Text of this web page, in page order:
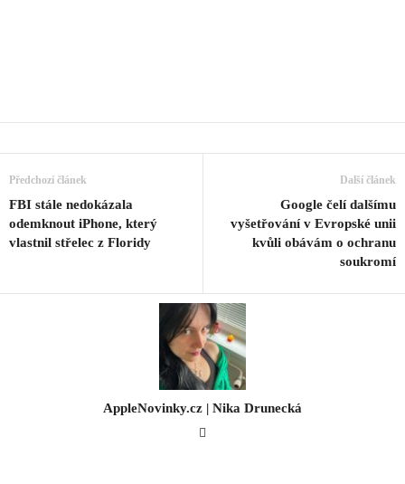
Předchozí článek
FBI stále nedokázala
odemknout iPhone, který
vlastnil střelec z Floridy
Další článek
Google čelí dalšímu
vyšetřování v Evropské unii
kvůli obávám o ochranu
soukromí
AppleNovinky.cz | Nika Drunecká